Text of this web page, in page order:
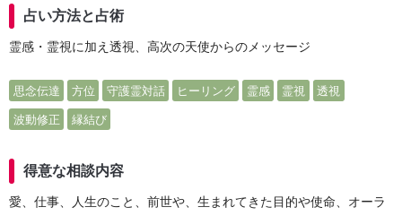
占い方法と占術
霊感・霊視に加え透視、高次の天使からのメッセージ
思念伝達 方位 守護霊対話 ヒーリング 霊感 霊視 透視
波動修正 縁結び
得意な相談内容
愛、仕事、人生のこと、前世や、生まれてきた目的や使命、オーラ